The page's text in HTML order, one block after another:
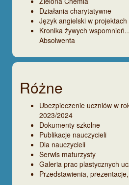
Działania charytatywne
Język angielski w
Kronika żywych
Absolwenta
Różne
Ubezpieczenie uczniów w
2023/2024
Dokumenty szkolne
Publikacje nauczycieli
Dla nauczycieli
Serwis maturzysty
Galeria prac plastycznych
Przedstawienia,